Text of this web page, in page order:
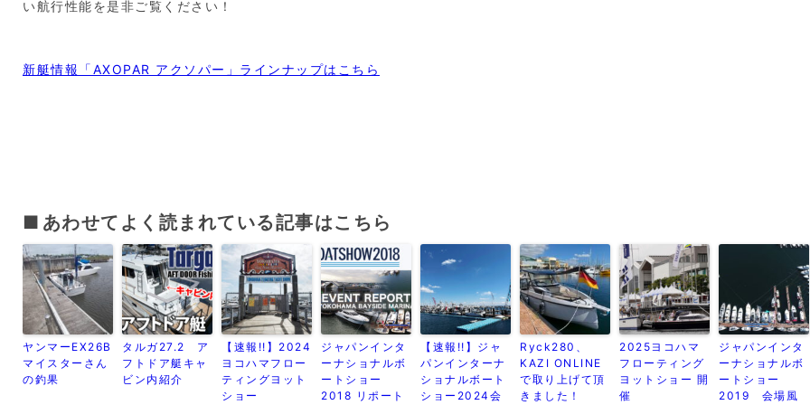
い航行性能を是非ご覧ください！
新艇情報「AXOPAR アクソパー」ラインナップはこちら
あわせてよく読まれている記事はこちら
ヤンマーEX26B
マイスターさん
の釣果
タルガ27.2 ア
フトドア艇キャ
ビン内紹介
【速報!!】2024
ヨコハマフロー
ティングヨット
ショー
ジャパンインタ
ーナショナルボ
ートショー
2018 リポート
【速報!!】ジャ
パンインターナ
ショナルボート
ショー2024会
Ryck280、
KAZI ONLINE
で取り上げて頂
きました！
2025ヨコハマ
フローティング
ヨットショー 開
催
ジャパンインタ
ーナショナルボ
ートショー
2019 会場風